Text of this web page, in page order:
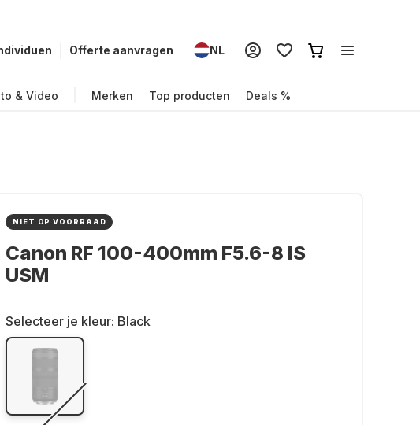
Offerte aanvragen NL
& Video Merken Top producten Deals %
NIET OP VOORRAAD
Canon RF 100-400mm F5.6-8 IS
USM
Selecteer je kleur: Black